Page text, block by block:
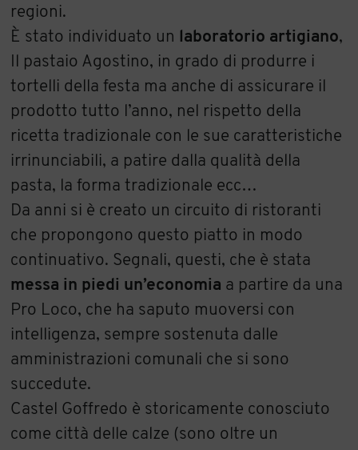
regioni.
È stato individuato un laboratorio artigiano,
Il pastaio Agostino, in grado di produrre i
tortelli della festa ma anche di assicurare il
prodotto tutto l’anno, nel rispetto della
ricetta tradizionale con le sue caratteristiche
irrinunciabili, a patire dalla qualità della
pasta, la forma tradizionale ecc…
Da anni si è creato un circuito di ristoranti
che propongono questo piatto in modo
continuativo. Segnali, questi, che è stata
messa in piedi un’economia a partire da una
Pro Loco, che ha saputo muoversi con
intelligenza, sempre sostenuta dalle
amministrazioni comunali che si sono
succedute.
Castel Goffredo è storicamente conosciuto
come città delle calze (sono oltre un